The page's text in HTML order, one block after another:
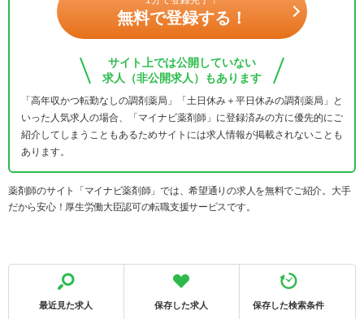
無料で登録する！
サイト上では公開していない
求人（非公開求人）もあります
「高年収かつ転勤なしの調剤薬局」「土日休み＋平日休みの調剤薬局」と
いった人気求人の場合、「マイナビ薬剤師」に登録済みの方に優先的にご
紹介してしまうこともあるためサイトには求人情報が掲載されないことも
あります。
薬剤師のサイト「マイナビ薬剤師」では、希望通りの求人を無料でご紹介。大手
だから安心！厚生労働大臣認可の転職支援サービスです。
最近見た求人 保存した求人 保存した検索条件